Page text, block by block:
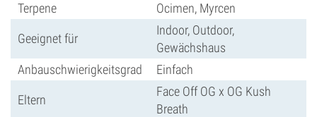
Terpene
Ocimen, Myrcen
Geeignet für
Indoor, Outdoor,
Gewächshaus
Anbauschwierigkeitsgrad
Einfach
Eltern
Face Off OG x OG Kush
Breath